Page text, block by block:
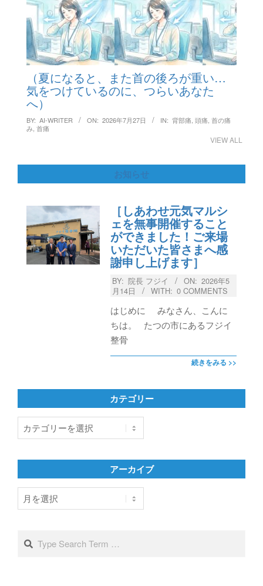
（夏になると、また首の後ろが重い…
気をつけているのに、つらいあなた
へ）
BY: AI-WRITER ON: 2026年7月27日 IN: 背部痛 頭痛 首の痛
み 首痛
VIEW ALL
お知らせ
［しあわせ元気マルシ
ェを無事開催すること
ができました！ご来場
いただいた皆さまへ感
謝申し上げます］
BY: 院長 フジイ ON: 2026年5
月14日
WITH: 0 COMMENTS
はじめに みなさん、こんに
ちは。 たつの市にあるフジイ
整骨
続きをみる >>
カテゴリー
テ
リ
アーカイブ
ア
ー
ブ